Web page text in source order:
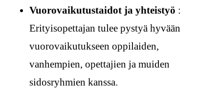
Vuorovaikutustaidot ja yhteistyö :
Erityisopettajan tulee pystyä hyvään
vuorovaikutukseen oppilaiden,
vanhempien, opettajien ja muiden
sidosryhmien kanssa.